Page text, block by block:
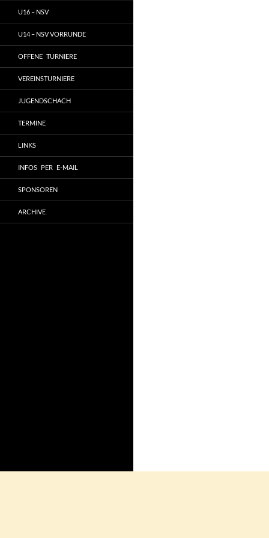
U16 – NSV
U14 – NSV VORRUNDE
OFFENE TURNIERE
VEREINSTURNIERE
JUGENDSCHACH
TERMINE
LINKS
INFOS PER E-MAIL
SPONSOREN
ARCHIVE